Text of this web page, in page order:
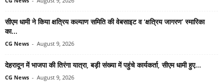
सीएम धामी ने किया क्षत्रिय कल्याण समिति की वेबसाइट व ‘क्षत्रिय जागरण’ स्मारिका
का...
CG News - August 9, 2026
देहरादून में भाजपा की तिरंगा यात्रा, बड़ी संख्या में पहुंचे कार्यकर्ता, सीएम धामी हुए...
CG News - August 9, 2026